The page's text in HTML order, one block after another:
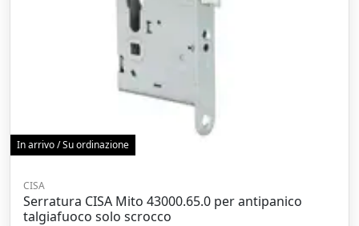
In arrivo / Su ordinazione
CISA
Serratura CISA Mito 43000.65.0 per antipanico
talgiafuoco solo scrocco